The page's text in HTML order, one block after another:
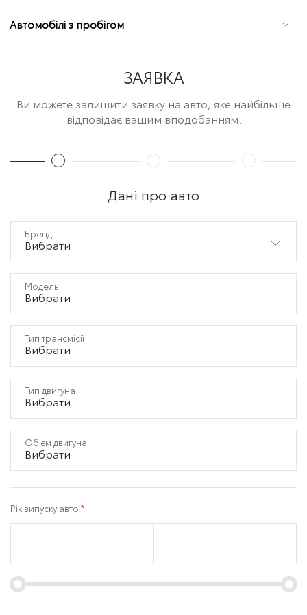
Автомобілі з пробігом
ЗАЯВКА
Ви можете залишити заявку на авто, яке найбільше
відповідає вашим вподобанням.
Дані про авто
Бренд
Вибрати
Модель
Вибрати
Тип трансмісії
Вибрати
Тип двигуна
Вибрати
Об’єм двигуна
Вибрати
Рік випуску авто *